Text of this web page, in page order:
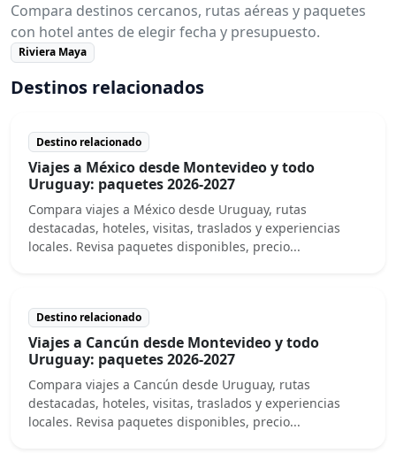
Compara destinos cercanos, rutas aéreas y paquetes
con hotel antes de elegir fecha y presupuesto.
Riviera Maya
Destinos relacionados
Destino relacionado
Viajes a México desde Montevideo y todo
Uruguay: paquetes 2026-2027
Compara viajes a México desde Uruguay, rutas
destacadas, hoteles, visitas, traslados y experiencias
locales. Revisa paquetes disponibles, precio...
Destino relacionado
Viajes a Cancún desde Montevideo y todo
Uruguay: paquetes 2026-2027
Compara viajes a Cancún desde Uruguay, rutas
destacadas, hoteles, visitas, traslados y experiencias
locales. Revisa paquetes disponibles, precio...